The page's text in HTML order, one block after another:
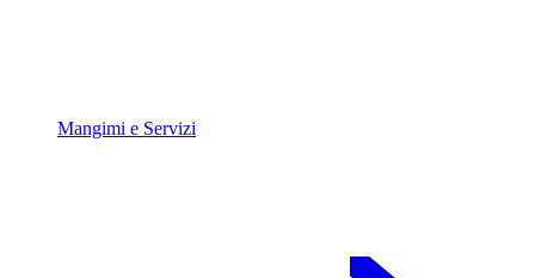
Mangimi e Servizi